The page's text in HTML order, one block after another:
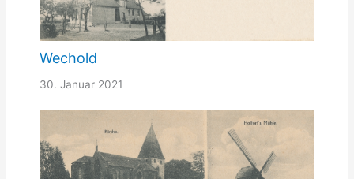
Wechold
30. Januar 2021